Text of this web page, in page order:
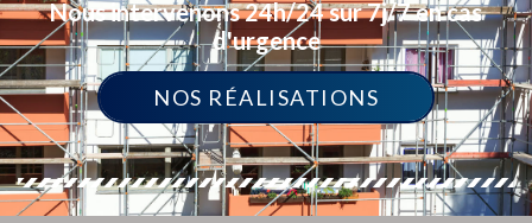
Nous intervenons 24h/24 sur 7j/7 en cas
d'urgence
NOS RÉALISATIONS